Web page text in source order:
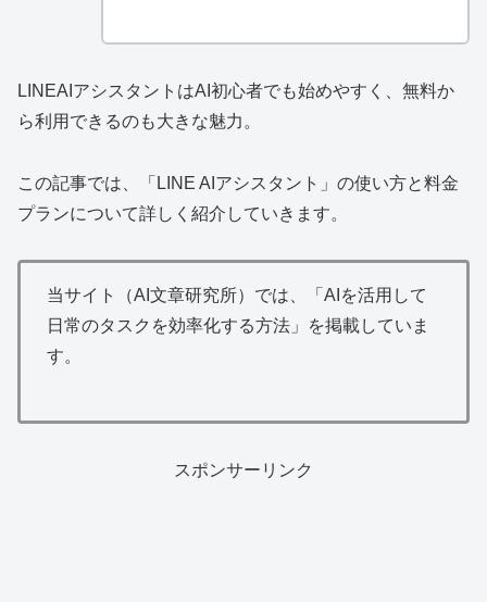
LINEAIアシスタントはAI初心者でも始めやすく、無料か
ら利用できるのも大きな魅力。
この記事では、「LINE AIアシスタント」の使い方と料金
プランについて詳しく紹介していきます。
当サイト（AI文章研究所）では、「AIを活用して
日常のタスクを効率化する方法」を掲載していま
す。
スポンサーリンク